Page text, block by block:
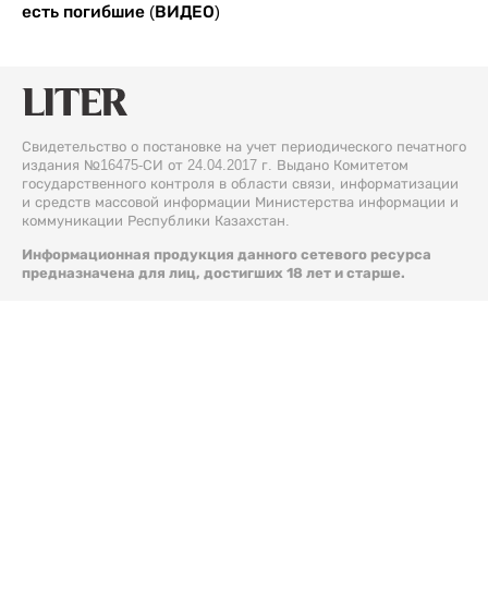
есть погибшие (ВИДЕО)
Свидетельство о постановке на учет периодического печатного
издания №16475-СИ от 24.04.2017 г. Выдано Комитетом
государственного контроля в области связи, информатизации
и средств массовой информации Министерства информации и
коммуникации Республики Казахстан.
Информационная продукция данного сетевого ресурса
предназначена для лиц, достигших 18 лет и старше.